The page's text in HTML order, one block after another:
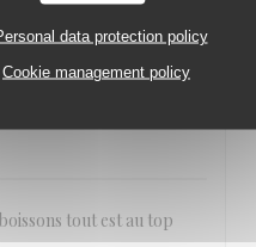
data protection policy
Cookie management policy
6
tout est au top